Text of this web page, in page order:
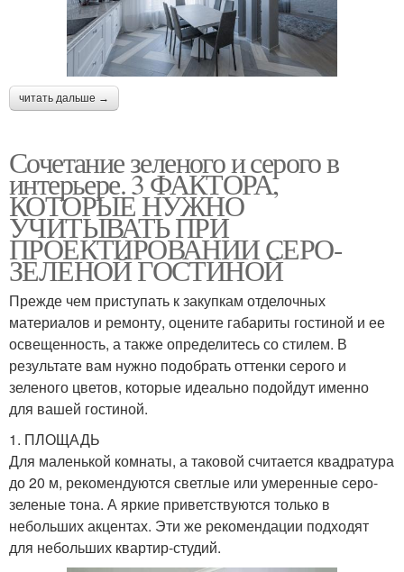
читать дальше →
Сочетание зеленого и серого в
интерьере. 3 ФАКТОРА,
КОТОРЫЕ НУЖНО
УЧИТЫВАТЬ ПРИ
ПРОЕКТИРОВАНИИ СЕРО-
ЗЕЛЕНОЙ ГОСТИНОЙ
Прежде чем приступать к закупкам отделочных
материалов и ремонту, оцените габариты гостиной и ее
освещенность, а также определитесь со стилем. В
результате вам нужно подобрать оттенки серого и
зеленого цветов, которые идеально подойдут именно
для вашей гостиной.
1. ПЛОЩАДЬ
Для маленькой комнаты, а таковой считается квадратура
до 20 м, рекомендуются светлые или умеренные серо-
зеленые тона. А яркие приветствуются только в
небольших акцентах. Эти же рекомендации подходят
для небольших квартир-студий.